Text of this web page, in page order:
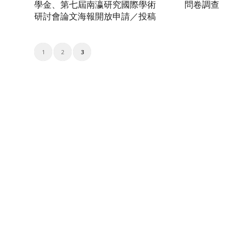
學金、第七屆南瀛研究國際學術
研討會論文海報開放申請／投稿
問卷調查
1 2 3